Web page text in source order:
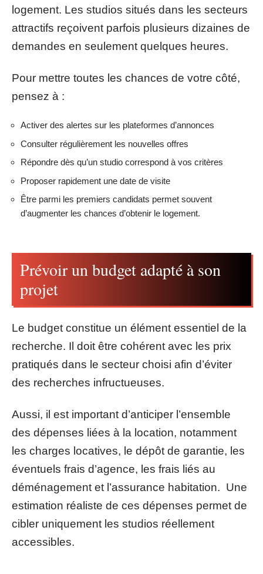
logement. Les studios situés dans les secteurs
attractifs reçoivent parfois plusieurs dizaines de
demandes en seulement quelques heures.
Pour mettre toutes les chances de votre côté,
pensez à :
Activer des alertes sur les plateformes d’annonces
Consulter régulièrement les nouvelles offres
Répondre dès qu’un studio correspond à vos critères
Proposer rapidement une date de visite
Être parmi les premiers candidats permet souvent
d’augmenter les chances d’obtenir le logement.
Prévoir un budget adapté à son
projet
Le budget constitue un élément essentiel de la
recherche. Il doit être cohérent avec les prix
pratiqués dans le secteur choisi afin d’éviter
des recherches infructueuses.
Aussi, il est important d’anticiper l’ensemble
des dépenses liées à la location, notamment
les charges locatives, le dépôt de garantie, les
éventuels frais d’agence, les frais liés au
déménagement et l’assurance habitation. Une
estimation réaliste de ces dépenses permet de
cibler uniquement les studios réellement
accessibles.